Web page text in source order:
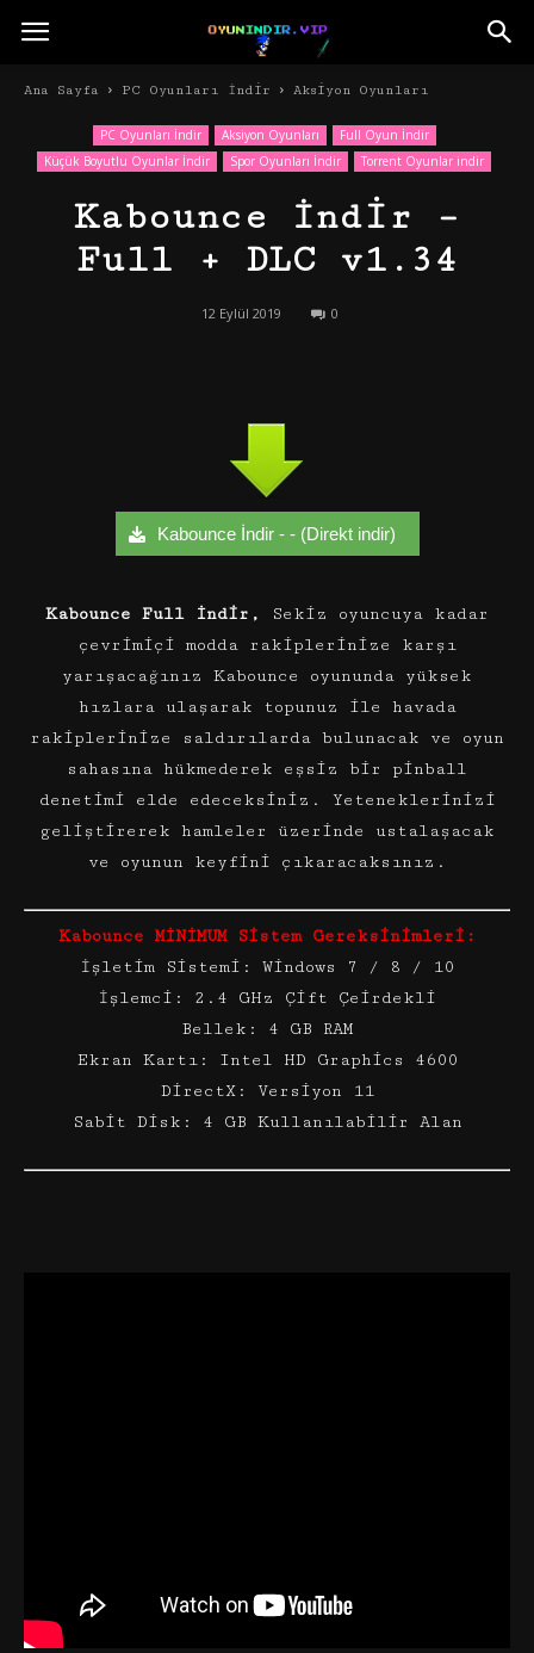
Ana Sayfa PC Oyunları İndir Aksiyon Oyunları
PC Oyunları İndir Aksiyon Oyunları
Full Oyun İndir
Küçük Boyutlu Oyunlar İndir
Spor Oyunları İndir Torrent Oyunlar indir
Kabounce İndir –
Full + DLC v1.34
12 Eylül 2019 0
Kabounce İndir - - (Direkt indir)
Kabounce Full İndir,
Sekiz oyuncuya kadar
çevrimiçi modda rakiplerinize karşı
yarışacağınız Kabounce oyununda yüksek
hızlara ulaşarak topunuz ile havada
rakiplerinize saldırılarda bulunacak ve oyun
sahasına hükmederek eşsiz bir pinball
denetimi elde edeceksiniz. Yeteneklerinizi
geliştirerek hamleler üzerinde ustalaşacak
ve oyunun keyfini çıkaracaksınız.
Kabounce MİNİMUM Sistem Gereksinimleri:
İşletim Sistemi: Windows 7 / 8 / 10
İşlemci: 2.4 GHz Çift Çeirdekli
Bellek: 4 GB RAM
Ekran Kartı: Intel HD Graphics 4600
DirectX: Versiyon 11
Sabit Disk: 4 GB Kullanılabilir Alan